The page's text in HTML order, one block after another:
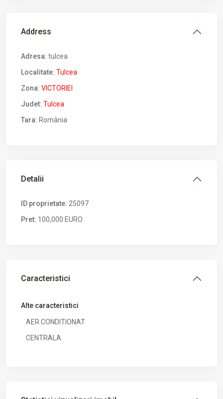
Address
Adresa: tulcea
Localitate: Tulcea
Zona: VICTORIEI
Judet: Tulcea
Tara: România
Detalii
ID proprietate: 25097
Pret: 100,000 EURO
Caracteristici
Alte caracteristici
AER CONDITIONAT
CENTRALA